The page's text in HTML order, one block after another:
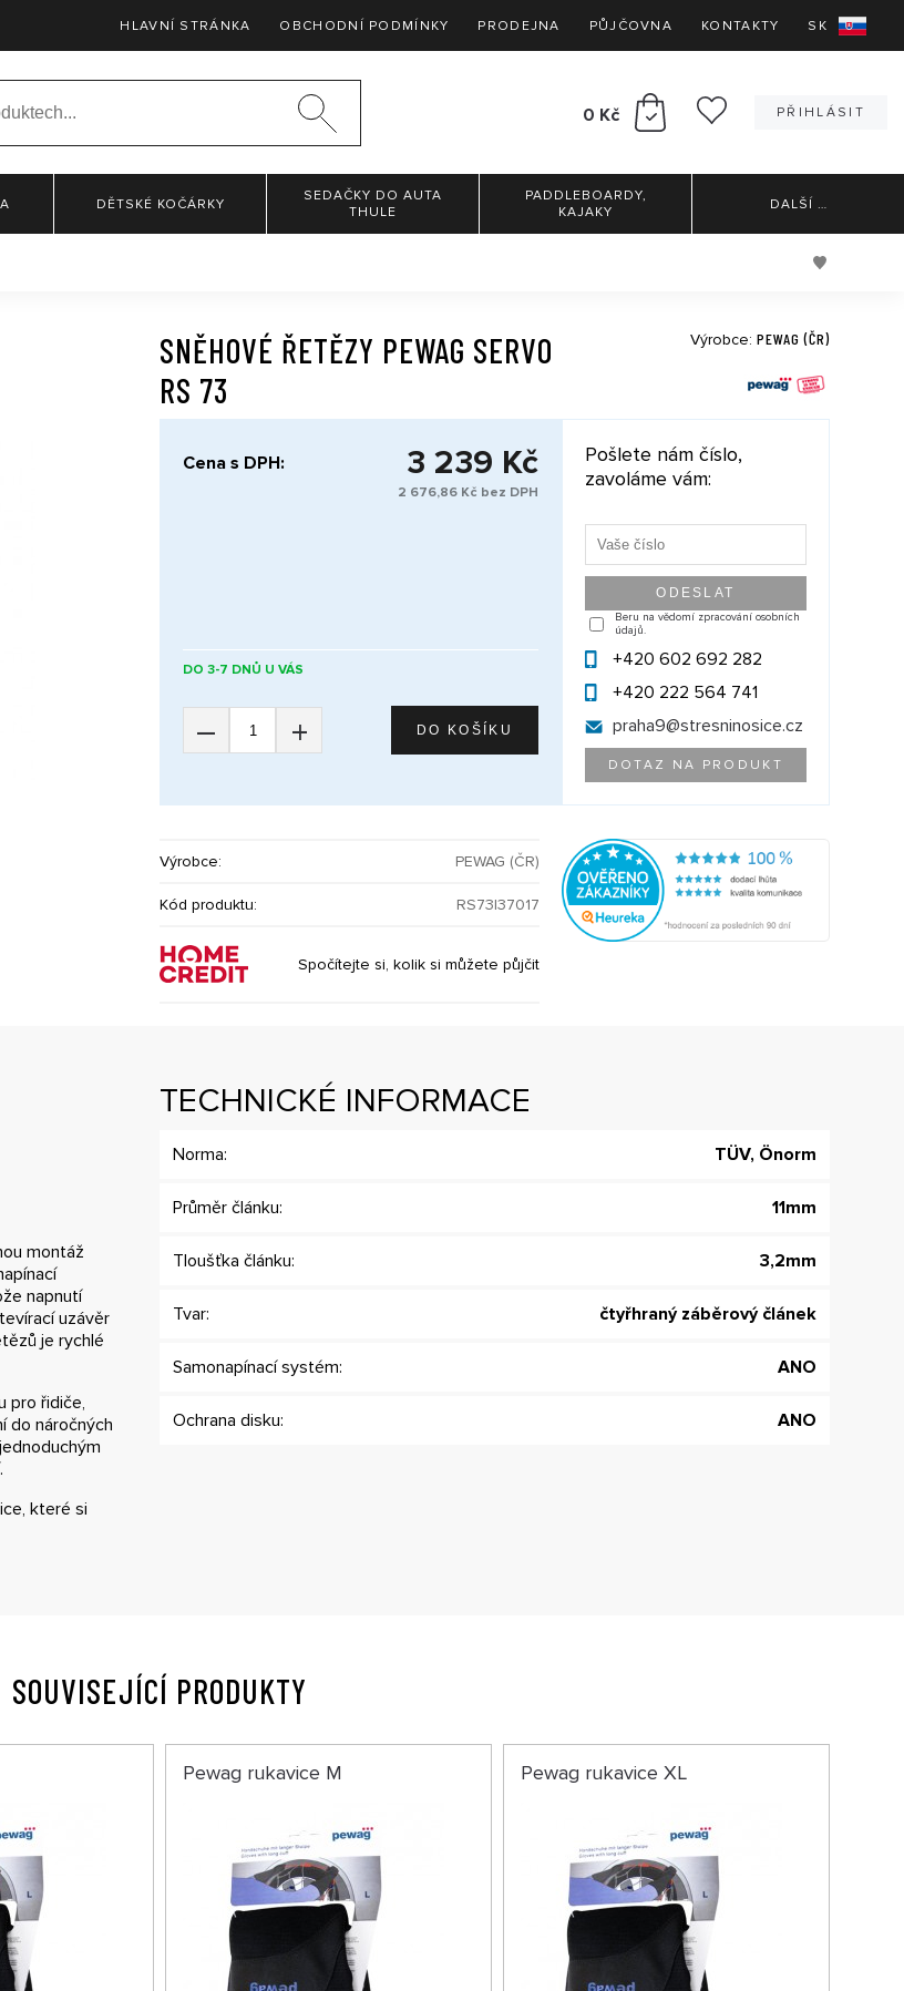
HLAVNÍ STRÁNKA OBCHODNÍ PODMÍNKY PRODEJNA PŮJČOVNA KONTAKTY SK
0 Kč PŘIHLÁSIT
DĚTSKÉ KOČÁRKY
SEDAČKY DO AUTA
THULE
PADDLEBOARDY,
KAJAKY
DALŠÍ …
SNĚHOVÉ ŘETĚZY PEWAG SERVO
RS 73
Výrobce: PEWAG (ČR)
Cena s DPH: 3 239 Kč
2 676,86 Kč bez DPH
DO 3-7 DNŮ U VÁS
– +
Pošlete nám číslo,
zavoláme vám:
Beru na vědomí zpracování osobních
údajů.
+420 602 692 282
+420 222 564 741
praha9@stresninosice.cz
DOTAZ NA PRODUKT
Výrobce: PEWAG (ČR)
Kód produktu: RS73|37017
Spočítejte si, kolik si můžete půjčit
montáž
napnutí
uzávěr
je rychlé
pro řidiče,
do náročných
které si
TECHNICKÉ INFORMACE
Norma: TÜV, Önorm
Průměr článku: 11mm
Tloušťka článku: 3,2mm
Tvar: čtyřhraný záběrový článek
Samonapínací systém: ANO
Ochrana disku: ANO
SOUVISEJÍCÍ PRODUKTY
Pewag rukavice M Pewag rukavice XL